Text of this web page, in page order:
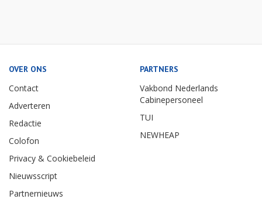
OVER ONS
Contact
Adverteren
Redactie
Colofon
Privacy & Cookiebeleid
Nieuwsscript
Partnernieuws
PARTNERS
Vakbond Nederlands
Cabinepersoneel
TUI
NEWHEAP